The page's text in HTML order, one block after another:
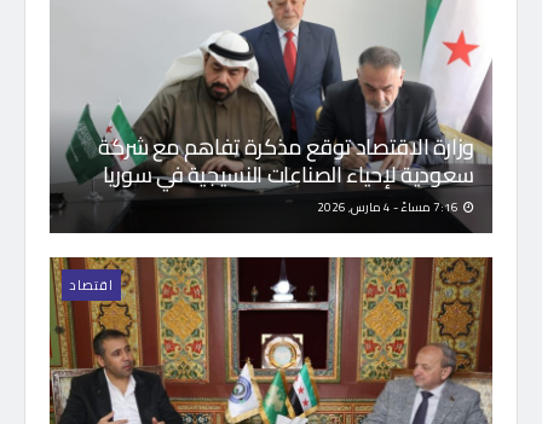
وزارة الاقتصاد توقع مذكرة تفاهم مع شركة
سعودية لإحياء الصناعات النسيجية في سوريا
اقتصاد